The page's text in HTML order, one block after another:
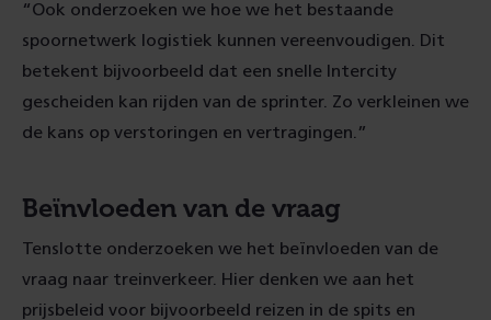
“Ook onderzoeken we hoe we het bestaande
spoornetwerk logistiek kunnen vereenvoudigen. Dit
betekent bijvoorbeeld dat een snelle Intercity
gescheiden kan rijden van de sprinter. Zo verkleinen we
de kans op verstoringen en vertragingen.”
Beïnvloeden van de vraag
Tenslotte onderzoeken we het beïnvloeden van de
vraag naar treinverkeer. Hier denken we aan het
prijsbeleid voor bijvoorbeeld reizen in de spits en